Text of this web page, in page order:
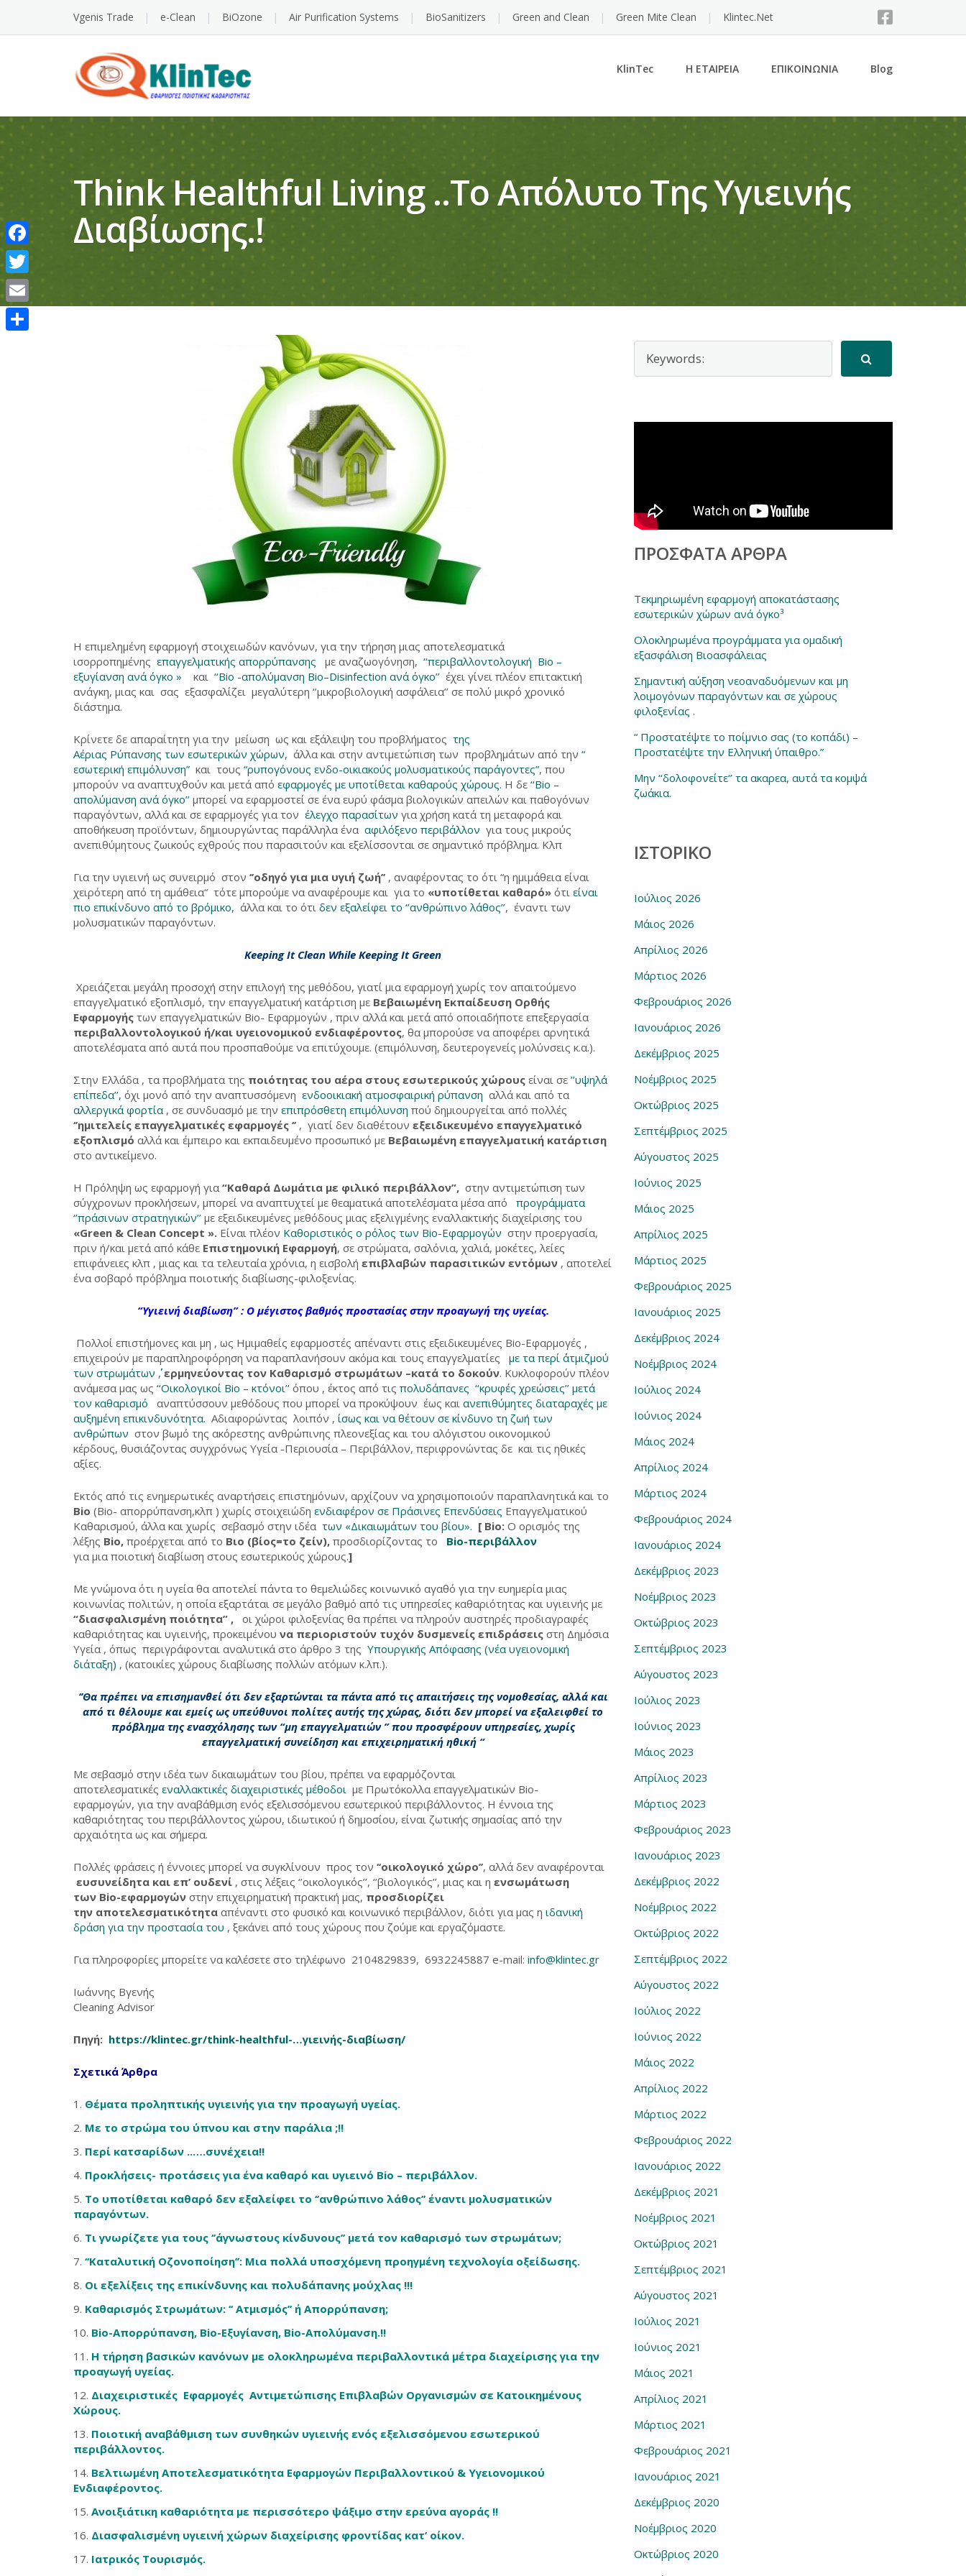
Vgenis Trade e-Clean BiOzone Air Purification Systems BioSanitizers Green and Clean Green Mite Clean Klintec.Net
KlinTec Η ΕΤΑΙΡΕΙΑ ΕΠΙΚΟΙΝΩΝΙΑ Blog
Think Healthful Living ..το Απόλυτο Της Υγιεινής
Διαβίωσης.!
Η επιμελημένη εφαρμογή στοιχειωδών κανόνων, για την τήρηση μιας αποτελεσματικά
ισορροπημένης επαγγελματικής απορρύπανσης με αναζωογόνηση, ‘‘περιβαλλοντολογική Bio –
εξυγίανση ανά όγκο »
και ‘‘Bio -απολύμανση Bio–Disinfection ανά όγκο’’ έχει γίνει πλέον επιτακτική
ανάγκη, μιας και σας εξασφαλίζει μεγαλύτερη ‘’μικροβιολογική ασφάλεια’’ σε πολύ μικρό χρονικό
διάστημα.
Κρίνετε δε απαραίτητη για την μείωση ως και εξάλειψη του προβλήματος της
Αέριας Ρύπανσης των εσωτερικών χώρων, άλλα και στην αντιμετώπιση των προβλημάτων από την “
εσωτερική επιμόλυνση” και τους “ρυπογόνους ενδο-οικιακούς μολυσματικούς παράγοντες”, που
μπορούν να αναπτυχθούν και μετά από εφαρμογές με υποτίθεται καθαρούς χώρους. Η δε ‘‘Bio –
απολύμανση ανά όγκο’’ μπορεί να εφαρμοστεί σε ένα ευρύ φάσμα βιολογικών απειλών και παθογόνων
παραγόντων, αλλά και σε εφαρμογές για τον έλεγχο παρασίτων για χρήση κατά τη μεταφορά και
αποθήκευση προϊόντων, δημιουργώντας παράλληλα ένα αφιλόξενο περιβάλλον για τους μικρούς
ανεπιθύμητους ζωικούς εχθρούς που παρασιτούν και εξελίσσονται σε σημαντικό πρόβλημα. Κλπ
Για την υγιεινή ως συνειρμό στον ‘’οδηγό για μια υγιή ζωή’’ , αναφέροντας το ότι “η ημιμάθεια είναι
χειρότερη από τη αμάθεια“ τότε μπορούμε να αναφέρουμε και για το «υποτίθεται καθαρό» ότι είναι
πιο επικίνδυνο από το βρόμικο, άλλα και το ότι δεν εξαλείφει το ‘’ανθρώπινο λάθος’’, έναντι των
μολυσματικών παραγόντων.
Keeping It Clean While Keeping It Green
Χρειάζεται μεγάλη προσοχή στην επιλογή της μεθόδου, γιατί μια εφαρμογή χωρίς τον απαιτούμενο
επαγγελματικό εξοπλισμό, την επαγγελματική κατάρτιση με Βεβαιωμένη Εκπαίδευση Ορθής
Εφαρμογής των επαγγελματικών Bio- Εφαρμογών , πριν αλλά και μετά από οποιαδήποτε επεξεργασία
περιβαλλοντολογικού ή/και υγειονομικού ενδιαφέροντος, θα μπορούσε να αποφέρει αρνητικά
αποτελέσματα από αυτά που προσπαθούμε να επιτύχουμε. (επιμόλυνση, δευτερογενείς μολύνσεις κ.α.).
Στην Ελλάδα , τα προβλήματα της ποιότητας του αέρα στους εσωτερικούς χώρους είναι σε ’’υψηλά
επίπεδα’’, όχι μονό από την αναπτυσσόμενη ενδοοικιακή ατμοσφαιρική ρύπανση αλλά και από τα
αλλεργικά φορτία , σε συνδυασμό με την επιπρόσθετη επιμόλυνση πού δημιουργείται από πολλές
‘’ημιτελείς επαγγελματικές εφαρμογές ‘’ , γιατί δεν διαθέτουν εξειδικευμένο επαγγελματικό
εξοπλισμό αλλά και έμπειρο και εκπαιδευμένο προσωπικό με Βεβαιωμένη επαγγελματική κατάρτιση
στο αντικείμενο.
Η Πρόληψη ως εφαρμογή για “Καθαρά Δωμάτια με φιλικό περιβάλλον”, στην αντιμετώπιση των
σύγχρονων προκλήσεων, μπορεί να αναπτυχτεί με θεαματικά αποτελέσματα μέσα από
προγράμματα
‘’πράσινων στρατηγικών’’ με εξειδικευμένες μεθόδους μιας εξελιγμένης εναλλακτικής διαχείρισης του
«Green & Clean Concept ». Είναι πλέον Καθοριστικός ο ρόλος των Bio-Εφαρμογών στην προεργασία,
πριν ή/και μετά από κάθε Επιστημονική Εφαρμογή, σε στρώματα, σαλόνια, χαλιά, μοκέτες, λείες
επιφάνειες κλπ , μιας και τα τελευταία χρόνια, η εισβολή επιβλαβών παρασιτικών εντόμων , αποτελεί
ένα σοβαρό πρόβλημα ποιοτικής διαβίωσης-φιλοξενίας.
“Υγιεινή διαβίωση” : Ο μέγιστος βαθμός προστασίας στην προαγωγή της υγείας.
Πολλοί επιστήμονες και μη , ως Ημιμαθείς εφαρμοστές απέναντι στις εξειδικευμένες Bio-Εφαρμογές ,
επιχειρούν με παραπληροφόρηση να παραπλανήσουν ακόμα και τους επαγγελματίες
με τα περί ΄΄ατμιζμού
των στρωμάτων ΄΄ ,ερμηνεύοντας τον Καθαρισμό στρωμάτων –κατά το δοκούν. Κυκλοφορούν πλέον
ανάμεσα μας ως ‘‘Οικολογικοί Bio – κτόνοι’’ όπου , έκτος από τις πολυδάπανες ‘‘κρυφές χρεώσεις’’ μετά
τον καθαρισμό
αναπτύσσουν μεθόδους που μπορεί να προκύψουν έως και ανεπιθύμητες διαταραχές με
αυξημένη επικινδυνότητα. Αδιαφορώντας λοιπόν , ίσως και να θέτουν σε κίνδυνο τη ζωή των
ανθρώπων στον βωμό της ακόρεστης ανθρώπινης πλεονεξίας και του αλόγιστου οικονομικού
κέρδους, θυσιάζοντας συγχρόνως Υγεία -Περιουσία – Περιβάλλον, περιφρονώντας δε και τις ηθικές
αξίες.
Εκτός από τις ενημερωτικές αναρτήσεις επιστημόνων, αρχίζουν να χρησιμοποιούν παραπλανητικά και το
Bio (Bio- απορρύπανση,κλπ ) χωρίς στοιχειώδη ενδιαφέρον σε Πράσινες Επενδύσεις Επαγγελματικού
Καθαρισμού, άλλα και χωρίς σεβασμό στην ιδέα των «Δικαιωμάτων του βίου». [ Bio: Ο ορισμός της
λέξης Bio, προέρχεται από το Bιο (βίος=το ζείν), προσδιορίζοντας το
Bio-περιβάλλον
για μια ποιοτική διαβίωση στους εσωτερικούς χώρους.]
Με γνώμονα ότι η υγεία θα αποτελεί πάντα το θεμελιώδες κοινωνικό αγαθό για την ευημερία μιας
κοινωνίας πολιτών, η οποία εξαρτάται σε μεγάλο βαθμό από τις υπηρεσίες καθαριότητας και υγιεινής με
“διασφαλισμένη ποιότητα” , οι χώροι φιλοξενίας θα πρέπει να πληρούν αυστηρές προδιαγραφές
καθαριότητας και υγιεινής, προκειμένου να περιοριστούν τυχόν δυσμενείς επιδράσεις στη Δημόσια
Υγεία , όπως περιγράφονται αναλυτικά στο άρθρο 3 της Υπουργικής Απόφασης (νέα υγειονομική
διάταξη) , (κατοικίες χώρους διαβίωσης πολλών ατόμων κ.λπ.).
‘’Θα πρέπει να επισημανθεί ότι δεν εξαρτώνται τα πάντα από τις απαιτήσεις της νομοθεσίας, αλλά και
από τι θέλουμε και εμείς ως υπεύθυνοι πολίτες αυτής της χώρας, διότι δεν μπορεί να εξαλειφθεί το
πρόβλημα της ενασχόλησης των “μη επαγγελματιών ” που προσφέρουν υπηρεσίες, χωρίς
επαγγελματική συνείδηση και επιχειρηματική ηθική“
Με σεβασμό στην ιδέα των δικαιωμάτων του βίου, πρέπει να εφαρμόζονται
αποτελεσματικές εναλλακτικές διαχειριστικές μέθοδοι με Πρωτόκολλα επαγγελματικών Bio-
εφαρμογών, για την αναβάθμιση ενός εξελισσόμενου εσωτερικού περιβάλλοντος. Η έννοια της
καθαριότητας του περιβάλλοντος χώρου, ιδιωτικού ή δημοσίου, είναι ζωτικής σημασίας από την
αρχαιότητα ως και σήμερα.
Πολλές φράσεις ή έννοιες μπορεί να συγκλίνουν προς τον ‘‘οικολογικό χώρο’’, αλλά δεν αναφέρονται
ευσυνείδητα και επ’ ουδενί , στις λέξεις ‘’οικολογικός’’, ‘’βιολογικός’’, μιας και η ενσωμάτωση
των Bio-εφαρμογών στην επιχειρηματική πρακτική μας, προσδιορίζει
την αποτελεσματικότητα απέναντι στο φυσικό και κοινωνικό περιβάλλον, διότι για μας η ιδανική
δράση για την προστασία του , ξεκάνει από τους χώρους που ζούμε και εργαζόμαστε.
Για πληροφορίες μπορείτε να καλέσετε στο τηλέφωνο 2104829839, 6932245887 e-mail: info@klintec.gr
Ιωάννης Βγενής
Cleaning Advisor
Πηγή: https://klintec.gr/think-healthful-…γιεινής-διαβίωση/
Σχετικά Άρθρα
Θέματα προληπτικής υγιεινής για την προαγωγή υγείας.
Με το στρώμα του ύπνου και στην παράλια ;!!
Περί κατσαρίδων ..….συνέχεια!!
Προκλήσεις- προτάσεις για ένα καθαρό και υγιεινό Bio – περιβάλλον.
Το υποτίθεται καθαρό δεν εξαλείφει το ‘’ανθρώπινο λάθος’’ έναντι μολυσματικών
παραγόντων.
Τι γνωρίζετε για τους ‘’άγνωστους κίνδυνους’’ μετά τον καθαρισμό των στρωμάτων;
‘‘Καταλυτική Οζονοποίηση’’: Μια πολλά υποσχόμενη προηγμένη τεχνολογία οξείδωσης.
Οι εξελίξεις της επικίνδυνης και πολυδάπανης μούχλας !!!
Καθαρισμός Στρωμάτων: ‘‘ Ατμισμός’’ ή Απορρύπανση;
Bio-Απορρύπανση, Bio-Εξυγίανση, Bio-Απολύμανση.!!
Η τήρηση βασικών κανόνων με ολοκληρωμένα περιβαλλοντικά μέτρα διαχείρισης για την
προαγωγή υγείας.
Διαχειριστικές Εφαρμογές Αντιμετώπισης Επιβλαβών Οργανισμών σε Κατοικημένους
Χώρους.
Ποιοτική αναβάθμιση των συνθηκών υγιεινής ενός εξελισσόμενου εσωτερικού
περιβάλλοντος.
Βελτιωμένη Αποτελεσματικότητα Εφαρμογών Περιβαλλοντικού & Υγειονομικού
Ενδιαφέροντος.
Ανοιξιάτικη καθαριότητα με περισσότερο ψάξιμο στην ερεύνα αγοράς !!
Διασφαλισμένη υγιεινή χώρων διαχείρισης φροντίδας κατ’ οίκον.
Ιατρικός Τουρισμός.
ΠΡΌΣΦΑΤΑ ΆΡΘΡΑ
Τεκμηριωμένη εφαρμογή αποκατάστασης
εσωτερικών χώρων ανά όγκο³
Ολοκληρωμένα προγράμματα για ομαδική
εξασφάλιση Βιοασφάλειας
Σημαντική αύξηση νεοαναδυόμενων και μη
λοιμογόνων παραγόντων και σε χώρους
φιλοξενίας .
“ Προστατέψτε το ποίμνιο σας (το κοπάδι) –
Προστατέψτε την Ελληνική ύπαιθρο.”
Μην ‘‘δολοφονείτε‘’ τα ακαρεα, αυτά τα κομψά
ζωάκια.
ΙΣΤΟΡΙΚΌ
Ιούλιος 2026
Μάιος 2026
Απρίλιος 2026
Μάρτιος 2026
Φεβρουάριος 2026
Ιανουάριος 2026
Δεκέμβριος 2025
Νοέμβριος 2025
Οκτώβριος 2025
Σεπτέμβριος 2025
Αύγουστος 2025
Ιούνιος 2025
Μάιος 2025
Απρίλιος 2025
Μάρτιος 2025
Φεβρουάριος 2025
Ιανουάριος 2025
Δεκέμβριος 2024
Νοέμβριος 2024
Ιούλιος 2024
Ιούνιος 2024
Μάιος 2024
Απρίλιος 2024
Μάρτιος 2024
Φεβρουάριος 2024
Ιανουάριος 2024
Δεκέμβριος 2023
Νοέμβριος 2023
Οκτώβριος 2023
Σεπτέμβριος 2023
Αύγουστος 2023
Ιούλιος 2023
Ιούνιος 2023
Μάιος 2023
Απρίλιος 2023
Μάρτιος 2023
Φεβρουάριος 2023
Ιανουάριος 2023
Δεκέμβριος 2022
Νοέμβριος 2022
Οκτώβριος 2022
Σεπτέμβριος 2022
Αύγουστος 2022
Ιούλιος 2022
Ιούνιος 2022
Μάιος 2022
Απρίλιος 2022
Μάρτιος 2022
Φεβρουάριος 2022
Ιανουάριος 2022
Δεκέμβριος 2021
Νοέμβριος 2021
Οκτώβριος 2021
Σεπτέμβριος 2021
Αύγουστος 2021
Ιούλιος 2021
Ιούνιος 2021
Μάιος 2021
Απρίλιος 2021
Μάρτιος 2021
Φεβρουάριος 2021
Ιανουάριος 2021
Δεκέμβριος 2020
Νοέμβριος 2020
Οκτώβριος 2020
Facebook
Twitter
Email